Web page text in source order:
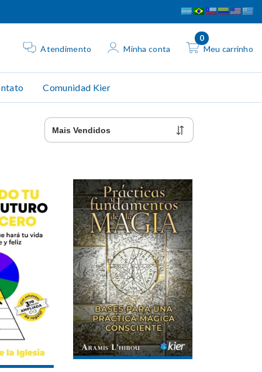
Atendimento Minha conta Meu carrinho
0
Comunidad Kier